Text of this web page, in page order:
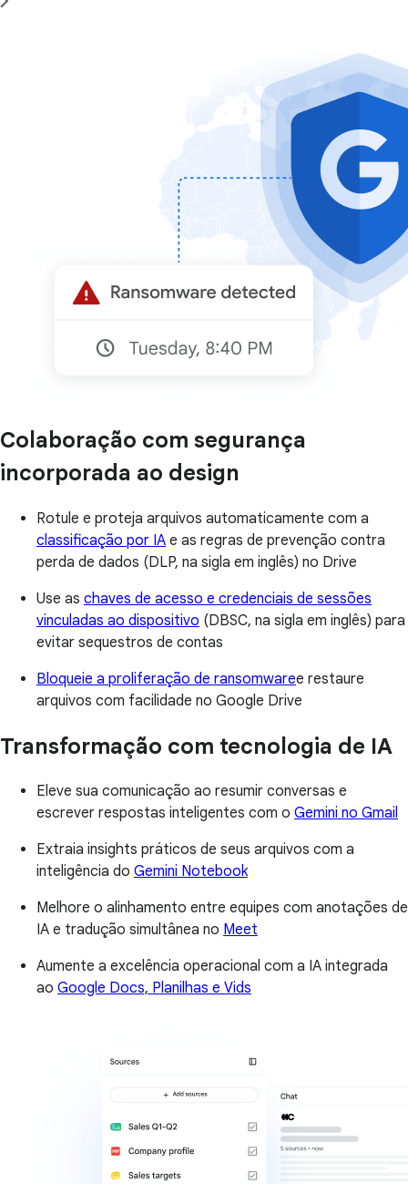
Colaboração com segurança
incorporada ao design
Rotule e proteja arquivos automaticamente com a
classificação por IA e as regras de prevenção contra
perda de dados (DLP, na sigla em inglês) no Drive
Use as chaves de acesso e credenciais de sessões
vinculadas ao dispositivo (DBSC, na sigla em inglês) para
evitar sequestros de contas
Bloqueie a proliferação de ransomwaree restaure
arquivos com facilidade no Google Drive
Transformação com tecnologia de IA
Eleve sua comunicação ao resumir conversas e
escrever respostas inteligentes com o Gemini no Gmail
Extraia insights práticos de seus arquivos com a
inteligência do Gemini Notebook
Melhore o alinhamento entre equipes com anotações de
IA e tradução simultânea no Meet
Aumente a excelência operacional com a IA integrada
ao Google Docs, Planilhas e Vids